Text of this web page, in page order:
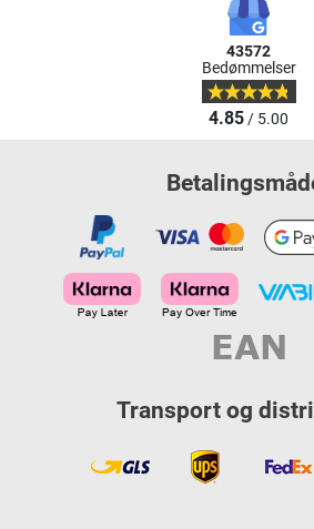
43572
Bedømmelser
4.85/ 5.00
Transport og